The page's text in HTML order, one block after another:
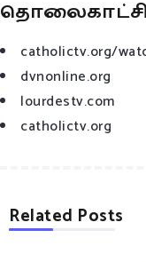
catholictv.org/
dvnonline.org
lourdestv.com
catholictv.org
Related Posts